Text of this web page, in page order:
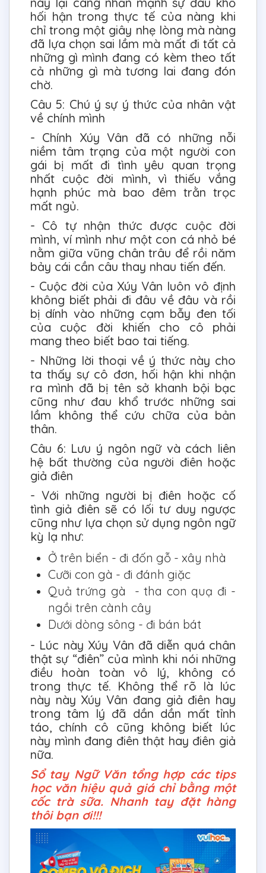
hối hận trong thực tế của nàng khi
chỉ trong một giây nhẹ lòng mà nàng
đã lựa chọn sai lầm mà mất đi tất cả
những gì mình đang có kèm theo tất
cả những gì mà tương lai đang đón
chờ.
Câu 5: Chú ý sự ý thức của nhân vật
về chính mình
- Chính Xúy Vân đã có những nỗi
niềm tâm trạng của một người con
gái bị mất đi tình yêu quan trọng
nhất cuộc đời mình, vì thiếu vắng
hạnh phúc mà bao đêm trằn trọc
mất ngủ.
- Cô tự nhận thức được cuộc đời
mình, ví mình như một con cá nhỏ bé
nằm giữa vũng chân trâu để rồi năm
bảy cái cần câu thay nhau tiến đến.
- Cuộc đời của Xúy Vân luôn vô định
không biết phải đi đâu về đâu và rồi
bị dính vào những cạm bẫy đen tối
của cuộc đời khiến cho cô phải
mang theo biết bao tai tiếng.
- Những lời thoại về ý thức này cho
ta thấy sự cô đơn, hối hận khi nhận
ra mình đã bị tên sở khanh bội bạc
cũng như đau khổ trước những sai
lầm không thể cứu chữa của bản
thân.
Câu 6: Lưu ý ngôn ngữ và cách liên
hệ bất thường của người điên hoặc
giả điên
- Với những người bị điên hoặc cố
tình giả điên sẽ có lối tư duy ngược
cũng như lựa chọn sử dụng ngôn ngữ
kỳ lạ như:
Ở trên biển - đi đốn gỗ - xây nhà
Cưỡi con gà - đi đánh giặc
Quả trứng gà - tha con quạ đi -
ngồi trên cành cây
Dưới dòng sông - đi bán bát
- Lúc này Xúy Vân đã diễn quá chân
thật sự “điên” của mình khi nói những
điều hoàn toàn vô lý, không có
trong thực tế. Không thể rõ là lúc
này này Xúy Vân đang giả điên hay
trong tâm lý đã dần dần mất tỉnh
táo, chính cô cũng không biết lúc
này mình đang điên thật hay điên giả
nữa.
Sổ tay Ngữ Văn tổng hợp các tips
học văn hiệu quả giá chỉ bằng một
cốc trà sữa. Nhanh tay đặt hàng
thôi bạn ơi!!!